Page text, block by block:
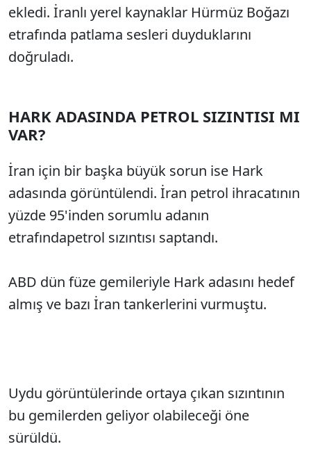
ekledi. İranlı yerel kaynaklar Hürmüz Boğazı
etrafında patlama sesleri duyduklarını
doğruladı.
HARK ADASINDA PETROL SIZINTISI MI
VAR?
İran için bir başka büyük sorun ise Hark
adasında görüntülendi. İran petrol ihracatının
yüzde 95'inden sorumlu adanın
etrafındapetrol sızıntısı saptandı.
ABD dün füze gemileriyle Hark adasını hedef
almış ve bazı İran tankerlerini vurmuştu.
Uydu görüntülerinde ortaya çıkan sızıntının
bu gemilerden geliyor olabileceği öne
sürüldü.